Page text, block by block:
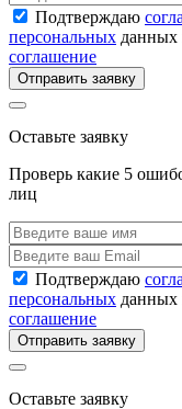
Подтверждаю
персональных
соглашение
Отправить заявку
Оставьте заявку
Проверь какие 5
лиц
Подтверждаю
персональных
соглашение
Отправить заявку
Оставьте заявку